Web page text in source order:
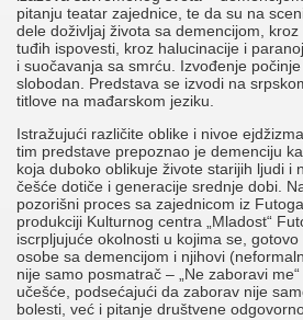
pitanju teatar zajednice, te da su na
dele doživljaj života sa demencijom,
tuđih ispovesti, kroz halucinacije i
i suočavanja sa smrću. Izvođenje
slobodan. Predstava se izvodi na
titlove na mađarskom jeziku.
Istražujući različite oblike i nivoe
tim predstave prepoznao je demenciju
koja duboko oblikuje živote starijih ljudi i
češće dotiče i generacije srednje dobi.
pozorišni proces sa zajednicom iz
produkciji Kulturnog centra „Mladost“
iscrpljujuće okolnosti u kojima se,
osobe sa demencijom i njihovi
nije samo posmatrač – „Ne zaboravi
učešće, podsećajući da zaborav nije
bolesti, već i pitanje društvene